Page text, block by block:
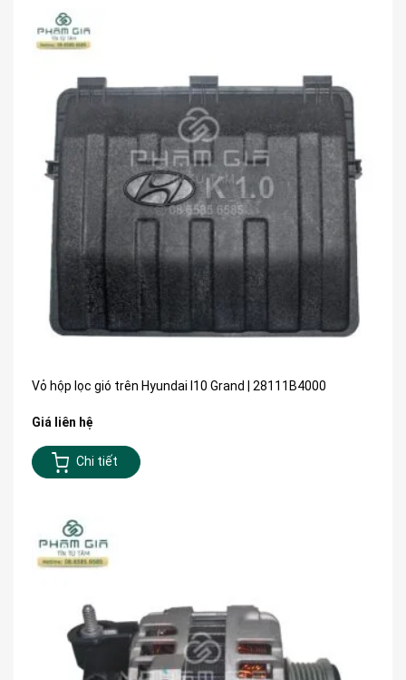
Vỏ hộp lọc gió trên Hyundai I10 Grand | 28111B4000
Giá liên hệ
Chi tiết